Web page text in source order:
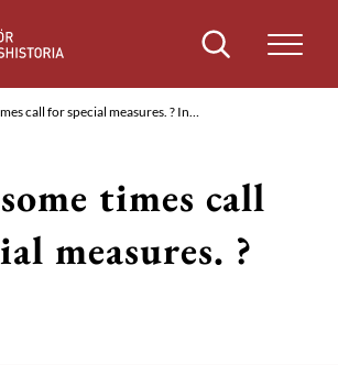
Sök
call for special measures. ? In…
times call
measures. ?